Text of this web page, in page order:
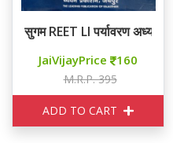
सुगम REET LI पर्यावरण अध्ययन
JaiVijayPrice 160
M.R.P. 395
ADD TO CART